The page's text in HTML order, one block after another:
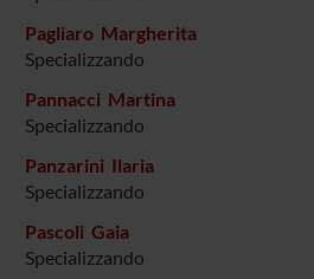
Pagliaro Margherita
Specializzando
Pannacci Martina
Specializzando
Panzarini Ilaria
Specializzando
Pascoli Gaia
Specializzando